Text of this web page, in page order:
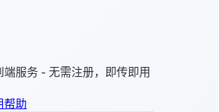
服务 - 无需注册，即传即用
帮助